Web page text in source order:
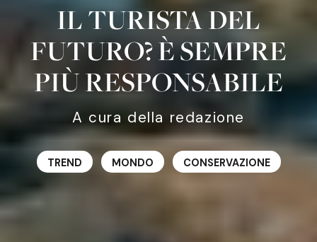
IL TURISTA DEL
FUTURO? È SEMPRE
PIÙ RESPONSABILE
A cura della redazione
TREND MONDO CONSERVAZIONE